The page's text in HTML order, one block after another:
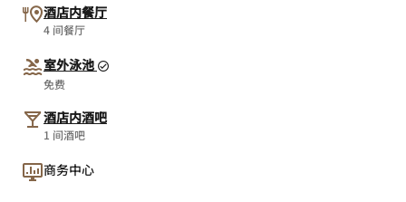
酒店内餐厅
4 间餐厅
室外泳池
免费
酒店内酒吧
1 间酒吧
商务中心